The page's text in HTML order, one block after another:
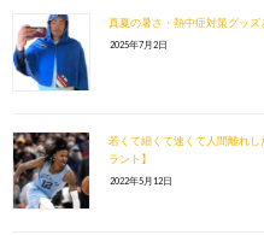
真夏の暑さ・熱中症対策グッズ
2025年7月2日
若くて細くて速くて人間離れ
ラント】
2022年5月12日